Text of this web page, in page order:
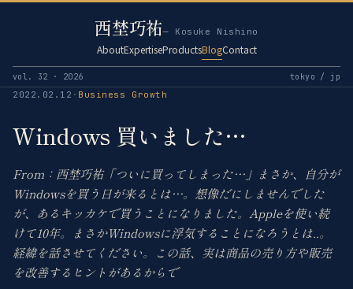
西埜巧祐— Kosuke Nishino
AboutExpertiseProductsBlogContact
vol. 32 · 2026 tokyo / jp
2022.02.12 · Business Growth
Windows 買いました…
From：西埜巧祐「ついに買ってしまった…」まさか、自分が
Windowsを買う日が来るとは…。想像だにしませんでした
が、あるキッカケで買うことになりました。Appleを使い続
けて10年。まさかWindowsに浮気することになろうとは..。
経緯を話させてください。この話、実は商品の売り方や販売
を改善するヒントがあるからで